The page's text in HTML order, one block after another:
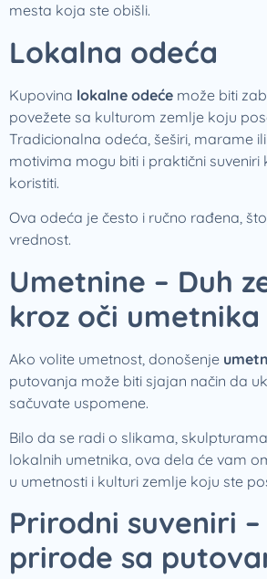
mesta koja ste obišli.
Lokalna odeća
Kupovina lokalne odeće može biti
povežete sa kulturom zemlje koju
Tradicionalna odeća, šeširi, marame
motivima mogu biti i praktični suveniri
koristiti.
Ova odeća je često i ručno rađena,
vrednost.
Umetnine – Duh
kroz oči umetnika
Ako volite umetnost, donošenje
putovanja može biti sjajan način da
sačuvate uspomene.
Bilo da se radi o slikama,
lokalnih umetnika, ova dela će vam
u umetnosti i kulturi zemlje koju ste
Prirodni suveniri
prirode sa